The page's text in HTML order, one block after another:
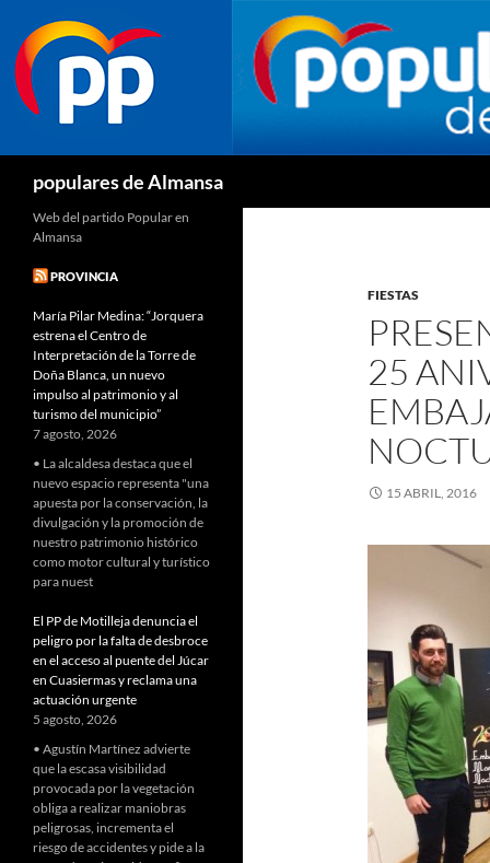
populares de Almansa
FIESTAS
25
15 ABRIL, 2016
Web del partido Popular en
Almansa
PROVINCIA
María Pilar Medina: “Jorquera
estrena el Centro de
Interpretación de la Torre de
Doña Blanca, un nuevo
impulso al patrimonio y al
turismo del municipio”
7 agosto, 2026
• La alcaldesa destaca que el
nuevo espacio representa "una
apuesta por la conservación, la
divulgación y la promoción de
nuestro patrimonio histórico
como motor cultural y turístico
para nuest
El PP de Motilleja denuncia el
peligro por la falta de desbroce
en el acceso al puente del Júcar
en Cuasiermas y reclama una
actuación urgente
5 agosto, 2026
• Agustín Martínez advierte
que la escasa visibilidad
provocada por la vegetación
obliga a realizar maniobras
peligrosas, incrementa el
riesgo de accidentes y pide a la